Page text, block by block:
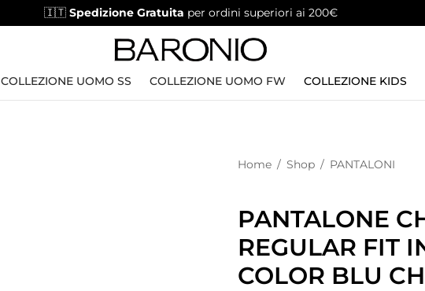
🇮🇹 Spedizione Gratuita per ordini superiori ai 200€
COLLEZIONE UOMO SS COLLEZIONE UOMO FW COLLEZIONE KIDS
Home / Shop / PANTALONI
PANTALONE
REGULAR FIT
COLOR BLU